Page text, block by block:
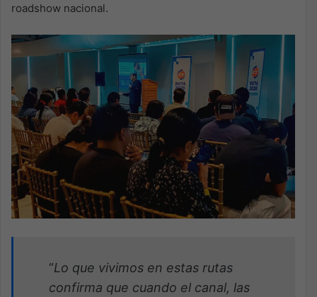
roadshow nacional.
“Lo que vivimos en estas rutas
confirma que cuando el canal, las